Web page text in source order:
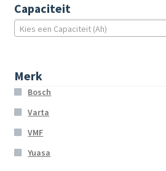
Capaciteit
Kies een Capaciteit (Ah)
Merk
Bosch
Varta
VMF
Yuasa